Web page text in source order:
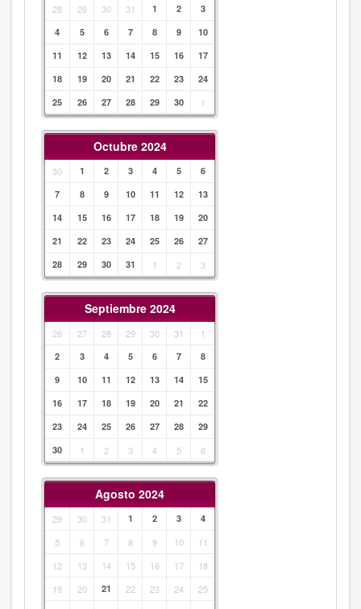
28 29 30 31 1 2
3
4
5 6 7 8 9
10
11
12 13 14 15 16
17
18
19 20 21 22 23
24
25
26 27 28 29 30 1
Octubre 2024
30 1 2 3 4 5
6
7
8 9 10 11 12
13
14
15 16 17 18 19
20
21
22 23 24 25 26
27
28
29 30 31 1 2 3
Septiembre 2024
26 27 28 29 30 31 1
2 3 4 5 6 7
8
9
10 11 12 13 14
15
16
17 18 19 20 21
22
23
24 25 26 27 28
29
30
1 2 3 4 5 6
Agosto 2024
29 30 31 1 2 3 4
5 6 7 8 9 10
11
12
13 14 15 16 17
18
19
20 21 22 23 24
25